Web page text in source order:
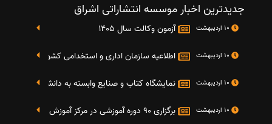
جدیدترین اخبار موسسه انتشاراتی اشراق
آزمون وکالت سال 1405
اطلاعیه سازمان اداری و استخدامی کشور در خصوص
نمایشگاه کتاب و صنایع وابسته به دانشگاه صنعتی شریف 4 الی 8 مهر
برگزاری 90 دوره آموزشی در مرکز آموزش فرهنگی دانشگاه علامه